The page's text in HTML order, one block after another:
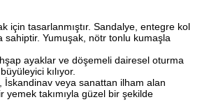
için tasarlanmıştır. Sandalye, entegre kol
sahiptir. Yumuşak, nötr tonlu kumaşla
ayaklar ve döşemeli dairesel oturma
kılıyor.
veya sanattan ilham alan
takımıyla güzel bir şekilde